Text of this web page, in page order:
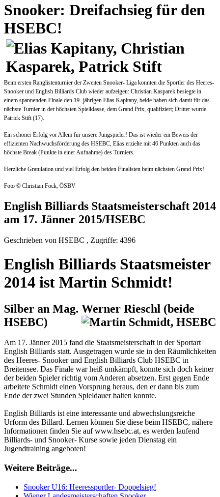
Snooker: Dreifachsieg für den
HSEBC!
Beim ersten Ranglistenturnier der Zweiten Snooker- Liga konnten die Sportler des Heeres-
Snooker und English Billiards Club wieder aufzeigen: Christian Kasparek besiegte in
einem spannenden Finale den 19- jährigen Elias Kapitany, beide haben sich damit für das
nächste Turnier in der höchsten Spielklasse, dem Grand Prix, qualifiziert; Dritter wurde
Patrick Stift (17).
Ein schöner Erfolg vor Allem für unsere Jungspieler! Das ist wieder ein Beweis der
effizienten Nachwuchsförderung des HSEBC, Elias erzielte mit 46 Punkten auch das
höchste Break (Punkte in einer Aufnahme) des Turniers.
Herzliche Gratulation und viel Erfolg den beiden Finalisten beim nächsten Grand Prix!
Foto © Christian Fock, ÖSBV
English Billiards Staatsmeisterschaft 2014
am 17. Jänner 2015/HSEBC
Geschrieben von HSEBC , Zugriffe: 4396
English Billiards Staatsmeister
2014 ist Martin Schmidt!
Silber an Mag. Werner Rieschl (beide
HSEBC)
Am 17. Jänner 2015 fand die Staatsmeisterschaft in der Sportart
English Billiards statt. Ausgetragen wurde sie in den Räumlichkeiten
des Heeres- Snooker und English Billiards Club HSEBC in
Breitensee. Das Finale war heiß umkämpft, konnte sich doch keiner
der beiden Spieler richtig vom Anderen absetzen. Erst gegen Ende
arbeitete Schmidt einen Vorsprung heraus, den er dann bis zum
Ende der zwei Stunden Spieldauer halten konnte.
English Billiards ist eine interessante und abwechslungsreiche
Urform des Billard. Lernen können Sie diese beim HSEBC, nähere
Informationen finden Sie auf www.hsebc.at, es werden laufend
Billiards- und Snooker- Kurse sowie jeden Dienstag ein
Jugendtraining angeboten!
Weitere Beiträge...
Snooker U16: Heeressportler- Doppelsieg!